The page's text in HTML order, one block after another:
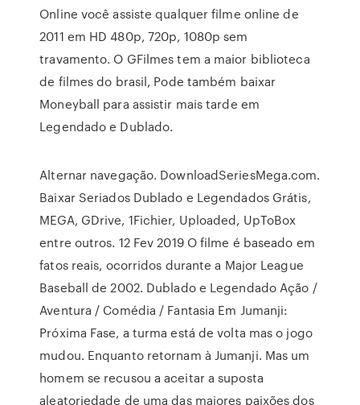
Online você assiste qualquer filme online de
2011 em HD 480p, 720p, 1080p sem
travamento. O GFilmes tem a maior biblioteca
de filmes do brasil, Pode também baixar
Moneyball para assistir mais tarde em
Legendado e Dublado.
Alternar navegação. DownloadSeriesMega.com.
Baixar Seriados Dublado e Legendados Grátis,
MEGA, GDrive, 1Fichier, Uploaded, UpToBox
entre outros. 12 Fev 2019 O filme é baseado em
fatos reais, ocorridos durante a Major League
Baseball de 2002. Dublado e Legendado Ação /
Aventura / Comédia / Fantasia Em Jumanji:
Próxima Fase, a turma está de volta mas o jogo
mudou. Enquanto retornam à Jumanji. Mas um
homem se recusou a aceitar a suposta
aleatoriedade de uma das maiores paixões dos